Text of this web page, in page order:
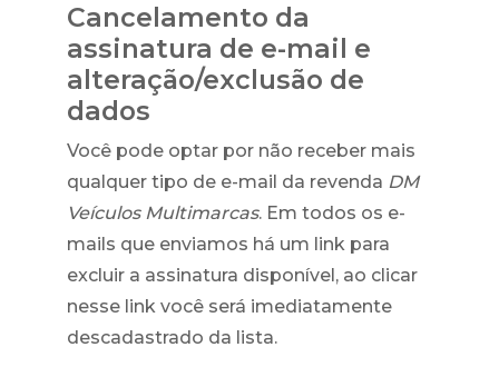
Cancelamento da
assinatura de e-mail e
alteração/exclusão de
dados
Você pode optar por não receber mais
qualquer tipo de e-mail da revenda DM
Veículos Multimarcas. Em todos os e-
mails que enviamos há um link para
excluir a assinatura disponível, ao clicar
nesse link você será imediatamente
descadastrado da lista.